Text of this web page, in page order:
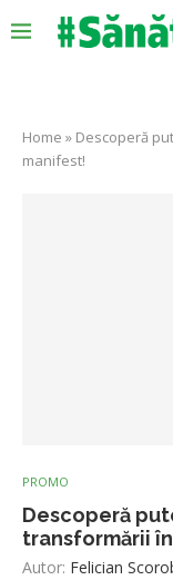
Home » Descoperă
manifest!
PROMO
Descoperă
transformării
Autor: Felician